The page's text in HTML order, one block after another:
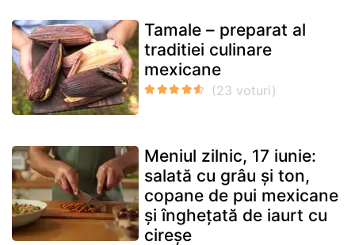
Tamale – preparat al
traditiei culinare
mexicane
Meniul zilnic, 17 iunie:
salată cu grâu și ton,
copane de pui mexicane
și înghețată de iaurt cu
cireșe